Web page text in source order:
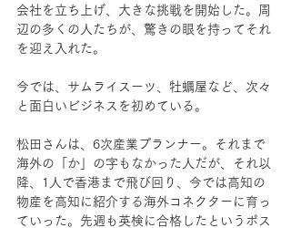
会社を立ち上げ、大きな挑戦を開始した。周
辺の多くの人たちが、驚きの眼を持ってそれ
を迎え入れた。
今では、サムライスーツ、牡蠣屋など、次々
と面白いビジネスを初めている。
松田さんは、6次産業プランナー。それまで
海外の「か」の字もなかった人だが、それ以
降、1人で香港まで飛び回り、今では高知の
物産を高知に紹介する海外コネクターに育っ
ていった。先週も英検に合格したというポス